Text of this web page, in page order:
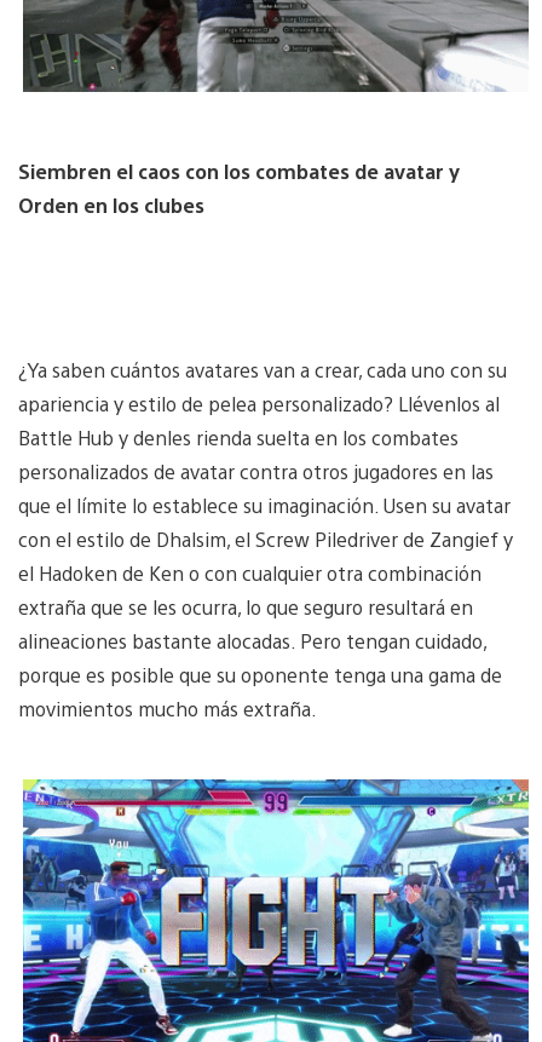
Siembren el caos con los combates de avatar y
Orden en los clubes
¿Ya saben cuántos avatares van a crear, cada uno con su
apariencia y estilo de pelea personalizado? Llévenlos al
Battle Hub y denles rienda suelta en los combates
personalizados de avatar contra otros jugadores en las
que el límite lo establece su imaginación. Usen su avatar
con el estilo de Dhalsim, el Screw Piledriver de Zangief y
el Hadoken de Ken o con cualquier otra combinación
extraña que se les ocurra, lo que seguro resultará en
alineaciones bastante alocadas. Pero tengan cuidado,
porque es posible que su oponente tenga una gama de
movimientos mucho más extraña.